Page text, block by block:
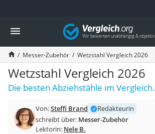
Die beliebtesten Vergleiche nach Kategorie
Haushalt
Wassersprudler
Zentralstaubsauger
Brotbackautomat
Wischroboter
Wäschespinne
Spülmaschinentabs
Akku-Staubsauger
Vergleich
Messer-Zubehör Wetzstahl Vergleich 2026
Wetzstahl Vergleich 2026
Die besten Abziehstähle im Vergleich.
Von:Steffi Brand
Redakteurin
schreibt über: Messer-Zubehör
Lektorin: Nele B.